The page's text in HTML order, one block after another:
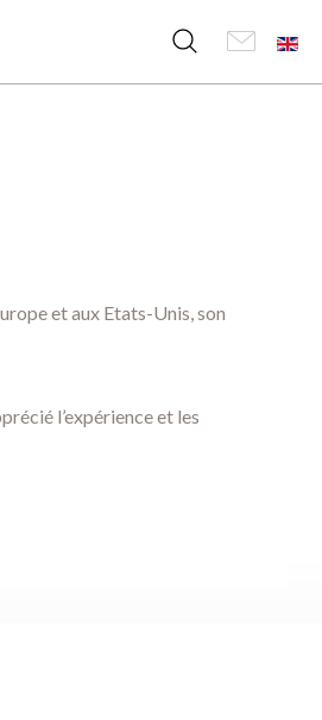
et aux Etats-Unis, son
l’expérience et les